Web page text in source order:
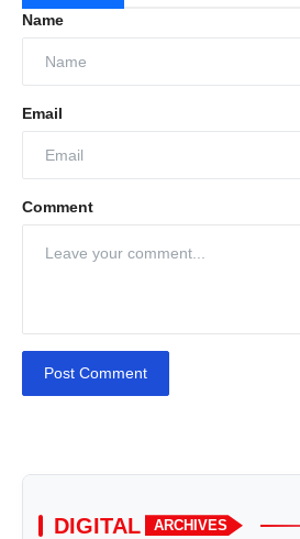
Name
Email
Comment
Post Comment
DIGITAL ARCHIVES